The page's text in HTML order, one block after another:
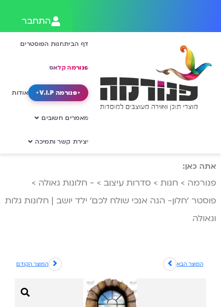
התחבר
דף הביתחנות הפוסטרים
פנורמה קלאס
פנורמה V.I.P אודות
מאמרים חשובים
יצירת קשר ותמיכה
אתה כאן:
פנורמה > חנות > סדרות עיצוב > - חלונות גאולה >
פוסטר ‘חלון- הנה אנכי שולח לכם’ ילד יושב | חלונות גלות
וגאולה
המוצר הקודם המוצר הבא